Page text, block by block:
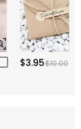
$3.95$10.00